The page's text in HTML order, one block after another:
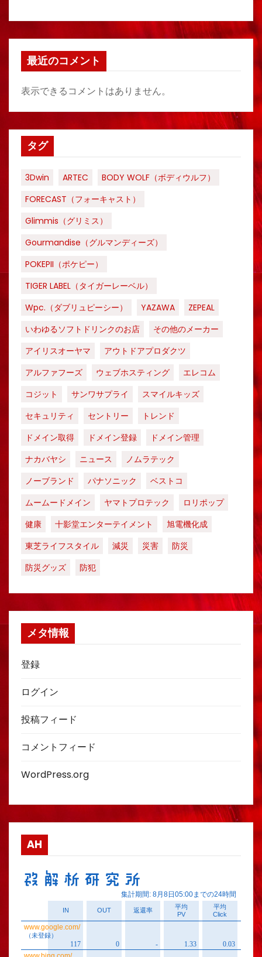
最近のコメント
表示できるコメントはありません。
タグ
3Dwin ARTEC
BODY WOLF（ボディウルフ）
FORECAST（フォーキャスト）
Glimmis（グリミス）
Gourmandise（グルマンディーズ）
POKEPII（ポケピー）
TIGER LABEL（タイガーレーベル）
Wpc.（ダブリュピーシー）
YAZAWA
ZEPEAL
いわゆるソフトドリンクのお店
その他のメーカー
アイリスオーヤマ
アウトドアプロダクツ
アルファフーズ
ウェブホスティング
エレコム
コジット
サンワサプライ
スマイルキッズ
セキュリティ
セントリー
トレンド
ドメイン取得
ドメイン登録
ドメイン管理
ナカバヤシ
ニュース
ノムラテック
ノーブランド
パナソニック
ベストコ
ムームードメイン
ヤマトプロテック
ロリポップ
健康
十影堂エンターテイメント
旭電機化成
東芝ライフスタイル
減災 災害
防災
防災グッズ
防犯
メタ情報
登録
ログイン
投稿フィード
コメントフィード
WordPress.org
AH